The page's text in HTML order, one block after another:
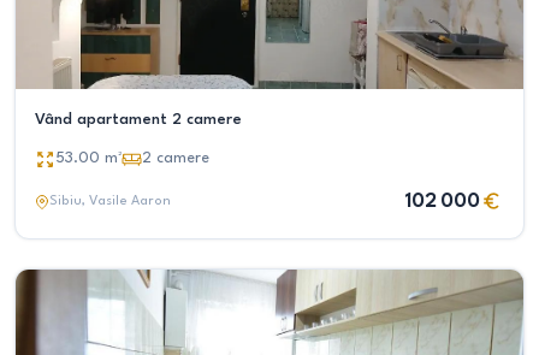
Vând apartament 2 camere
53.00 m² 2 camere
Sibiu, Vasile Aaron 102 000